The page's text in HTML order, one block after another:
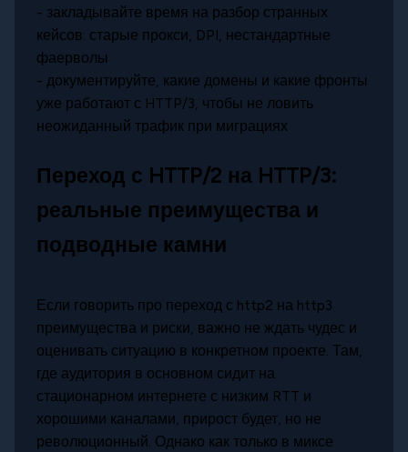
- закладывайте время на разбор странных
кейсов: старые прокси, DPI, нестандартные
фаерволы
- документируйте, какие домены и какие фронты
уже работают с HTTP/3, чтобы не ловить
неожиданный трафик при миграциях
Переход с HTTP/2 на HTTP/3:
реальные преимущества и
подводные камни
Если говорить про переход с http2 на http3
преимущества и риски, важно не ждать чудес и
оценивать ситуацию в конкретном проекте. Там,
где аудитория в основном сидит на
стационарном интернете с низким RTT и
хорошими каналами, прирост будет, но не
революционный. Однако как только в миксе